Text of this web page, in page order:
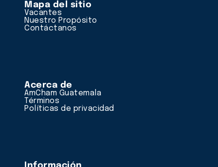
Mapa del sitio
Vacantes
Nuestro Propósito
Contáctanos
Acerca de
AmCham Guatemala
Términos
Políticas de privacidad